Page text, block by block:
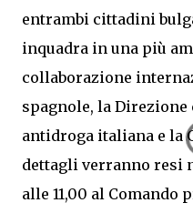
entrambi cittadini
inquadra in una più
collaborazione
spagnole, la
antidroga italiana e la
dettagli verranno resi
alle 11,00 al Comando